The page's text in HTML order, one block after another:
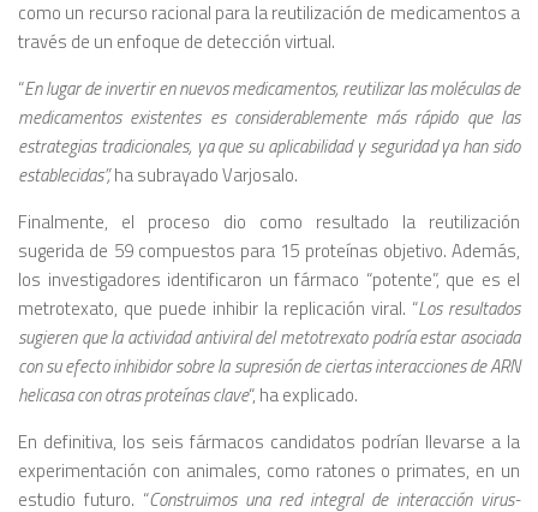
como un recurso racional para la reutilización de medicamentos a
través de un enfoque de detección virtual.
“En lugar de invertir en nuevos medicamentos, reutilizar las moléculas de
medicamentos existentes es considerablemente más rápido que las
estrategias tradicionales, ya que su aplicabilidad y seguridad ya han sido
establecidas”,ha subrayado Varjosalo.
Finalmente, el proceso dio como resultado la reutilización
sugerida de 59 compuestos para 15 proteínas objetivo. Además,
los investigadores identificaron un fármaco “potente”, que es el
metrotexato, que puede inhibir la replicación viral. “Los resultados
sugieren que la actividad antiviral del metotrexato podría estar asociada
con su efecto inhibidor sobre la supresión de ciertas interacciones de ARN
helicasa con otras proteínas clave“, ha explicado.
En definitiva, los seis fármacos candidatos podrían llevarse a la
experimentación con animales, como ratones o primates, en un
estudio futuro. “Construimos una red integral de interacción virus-